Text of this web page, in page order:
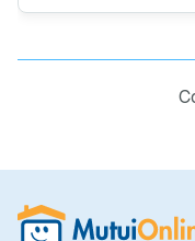
trend evidenzia
l'accesso al
di case,
prezzo al metro
registrato un